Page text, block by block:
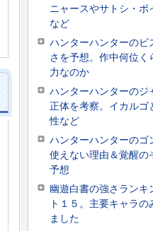
ニャースやサトシ・ボ
など
ハンターハンターのビ
さを予想。作中何位く
力なのか
ハンターハンターのジ
正体を考察。イカルゴ
性など
ハンターハンターのゴ
使えない理由＆覚醒の
予想
幽遊白書の強さランキ
ト１５。主要キャラの
ました